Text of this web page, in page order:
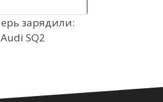
зарядили:
SQ2